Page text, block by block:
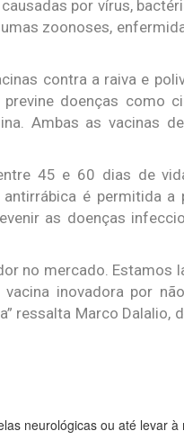
por vírus,
zoonoses,
contra a raiva e
doenças como
Ambas as vacinas
45 e 60 dias de
é permitida a
as doenças
no mercado. Estamos
inovadora por
ressalta Marco Dalalio,
neurológicas ou até levar à